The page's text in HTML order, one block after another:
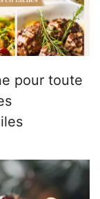
pour toute